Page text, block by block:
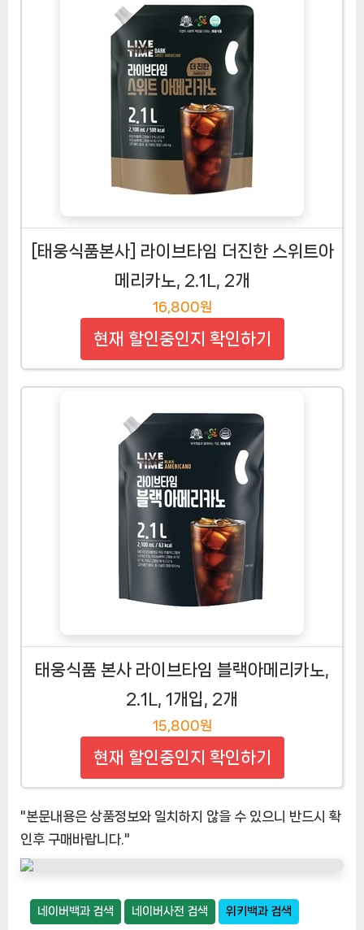
[태웅식품본사] 라이브타임 더진한 스위트아
메리카노, 2.1L, 2개
16,800원
현재 할인중인지 확인하기
태웅식품 본사 라이브타임 블랙아메리카노,
2.1L, 1개입, 2개
15,800원
현재 할인중인지 확인하기
"본문내용은 상품정보와 일치하지 않을 수 있으니 반드시 확
인후 구매바랍니다."
네이버백과 검색 네이버사전 검색 위키백과 검색